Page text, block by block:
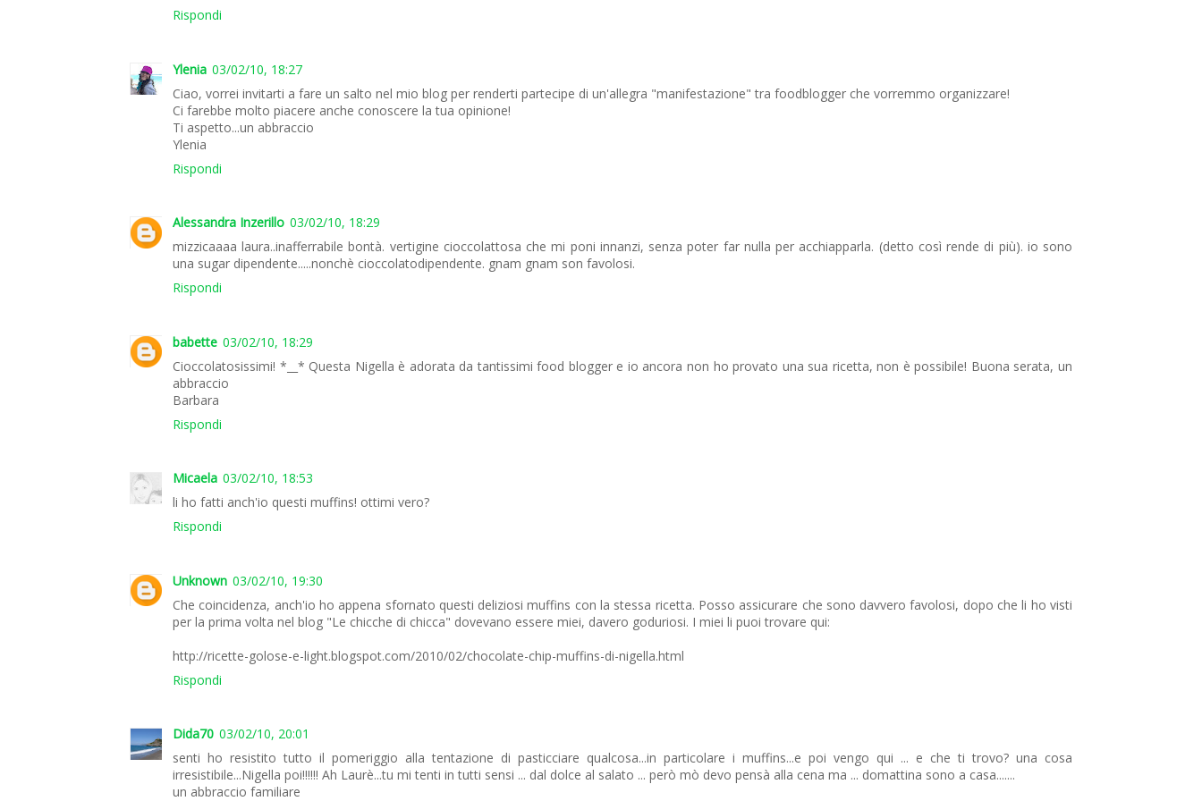
Rispondi
Ylenia 03/02/10, 18:27
Ciao, vorrei invitarti a fare un salto nel mio blog per renderti partecipe di un'allegra "manifestazione" tra foodblogger che vorremmo organizzare!
Ci farebbe molto piacere anche conoscere la tua opinione!
Ti aspetto...un abbraccio
Ylenia
Rispondi
Alessandra Inzerillo 03/02/10, 18:29
mizzicaaaa laura..inafferrabile bontà. vertigine cioccolattosa che mi poni innanzi, senza poter far nulla per acchiapparla. (detto così rende di più). io sono
una sugar dipendente.....nonchè cioccolatodipendente. gnam gnam son favolosi.
Rispondi
babette 03/02/10, 18:29
Cioccolatosissimi! *__* Questa Nigella è adorata da tantissimi food blogger e io ancora non ho provato una sua ricetta, non è possibile! Buona serata, un
abbraccio
Barbara
Rispondi
Micaela 03/02/10, 18:53
li ho fatti anch'io questi muffins! ottimi vero?
Rispondi
Unknown 03/02/10, 19:30
Che coincidenza, anch'io ho appena sfornato questi deliziosi muffins con la stessa ricetta. Posso assicurare che sono davvero favolosi, dopo che li ho visti
per la prima volta nel blog "Le chicche di chicca" dovevano essere miei, davero goduriosi. I miei li puoi trovare qui:
http://ricette-golose-e-light.blogspot.com/2010/02/chocolate-chip-muffins-di-nigella.html
Rispondi
Dida70 03/02/10, 20:01
senti ho resistito tutto il pomeriggio alla tentazione di pasticciare qualcosa...in particolare i muffins...e poi vengo qui ... e che ti trovo? una cosa
irresistibile...Nigella poi!!!!!! Ah Laurè...tu mi tenti in tutti sensi ... dal dolce al salato ... però mò devo pensà alla cena ma ... domattina sono a casa.......
un abbraccio familiare